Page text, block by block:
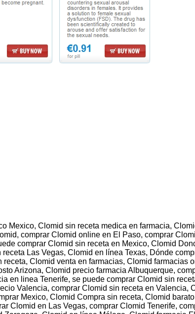
Mexico, Clomid sin receta medica en farmacia,
comprar Clomid online en El Paso, comprar
comprar Clomid sin receta en Mexico, Clomid
Las Vegas, Clomid en línea Texas, Dónde
Clomid venta en farmacias, Clomid farmacias
Arizona, Clomid precio farmacia Albuquerque,
en linea Tenerife, se puede comprar Clomid sin
Valencia, comprar Clomid sin receta en Valencia,
Mexico, Clomid Compra sin receta, Clomid
Clomid en Las Vegas, comprar Clomid Tenerife,